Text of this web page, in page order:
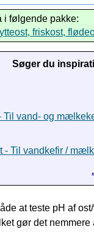
i følgende pakke:
friskost,
Søger du
Til vand- og
- Til vandkefir /
at teste pH af
gør det